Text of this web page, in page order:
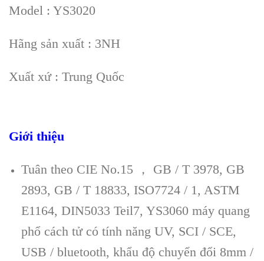
Model : YS3020
Hãng sản xuất : 3NH
Xuất xứ : Trung Quốc
Giới thiệu
Tuân theo CIE No.15 ， GB / T 3978, GB
2893, GB / T 18833, ISO7724 / 1, ASTM
E1164, DIN5033 Teil7, YS3060 máy quang
phổ cách tử có tính năng UV, SCI / SCE,
USB / bluetooth, khẩu độ chuyển đổi 8mm /